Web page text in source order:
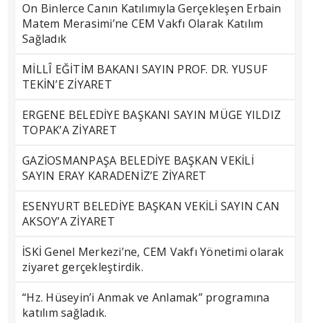
On Binlerce Canın Katılımıyla Gerçekleşen Erbain
Matem Merasimi’ne CEM Vakfı Olarak Katılım
Sağladık
MİLLÎ EĞİTİM BAKANI SAYIN PROF. DR. YUSUF
TEKİN’E ZİYARET
ERGENE BELEDİYE BAŞKANI SAYIN MÜGE YILDIZ
TOPAK’A ZİYARET
GAZİOSMANPAŞA BELEDİYE BAŞKAN VEKİLİ
SAYIN ERAY KARADENİZ’E ZİYARET
ESENYURT BELEDİYE BAŞKAN VEKİLİ SAYIN CAN
AKSOY’A ZİYARET
İSKİ Genel Merkezi’ne, CEM Vakfı Yönetimi olarak
ziyaret gerçekleştirdik.
“Hz. Hüseyin’i Anmak ve Anlamak” programına
katılım sağladık.